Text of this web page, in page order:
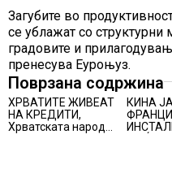
Загубите во
се ублажат со структурни
градовите и
пренесува Еуроњуз.
Поврзана содржина
ХРВАТИТЕ ЖИВЕАТ
НА КРЕДИТИ,
Хрватската народна
КИНА